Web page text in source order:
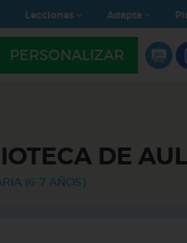
Lecciones Adapta
PERSONALIZAR
DE
(6-7 AÑOS)